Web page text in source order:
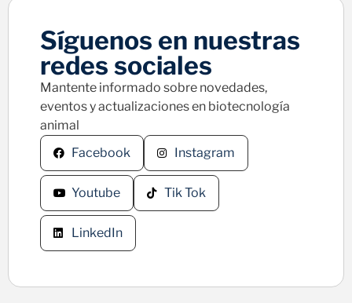
Síguenos en nuestras
redes sociales
Mantente informado sobre novedades,
eventos y actualizaciones en biotecnología
animal
Facebook
Instagram
Youtube Tik Tok
LinkedIn